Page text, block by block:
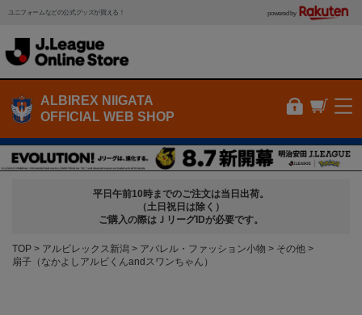
ユニフォームなどの公式グッズが買える！ powered by
ALBIREX NIIGATA
OFFICIAL WEB SHOP
平日午前10時までのご注文は当日出荷。
（土日祝日は除く）
ご購入の際はＪリーグIDが必要です。
TOP アルビレックス新潟 アパレル・ファッション小物
その他
扇子（なかよしアルビくんandスワンちゃん）